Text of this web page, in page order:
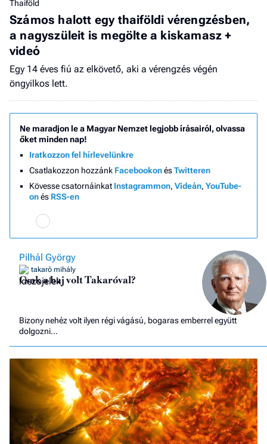
Thaiföld
Számos halott egy thaiföldi vérengzésben,
a nagyszüleit is megölte a kiskamasz +
videó
Egy 14 éves fiú az elkövető, aki a vérengzés végén
öngyilkos lett.
Ne maradjon le a Magyar Nemzet legjobb írásairól, olvassa
őket minden nap!
Iratkozzon fel hírlevelünkre
Csatlakozzon hozzánk FacebookonésTwitteren
Kövesse csatornáinkat Instagrammon, Videán, YouTube-
onés RSS-en
Pilhál György
takaró mihály
Csak a baj volt Takaróval?
Bizony nehéz volt ilyen régi vágású, bogaras emberrel együtt
dolgozni…